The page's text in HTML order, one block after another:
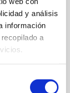
y análisis
información
a